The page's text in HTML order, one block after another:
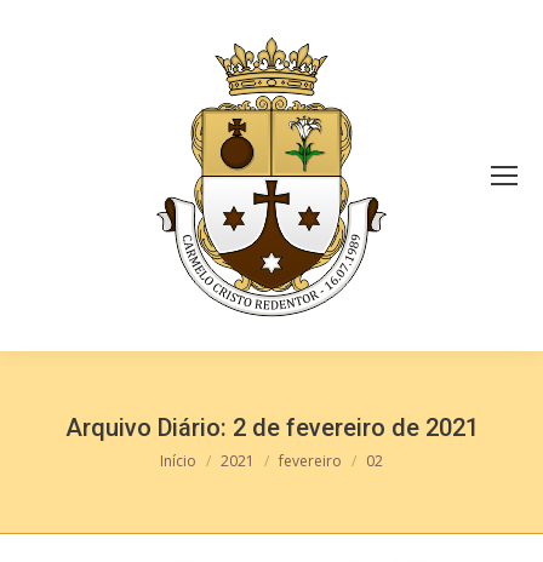
Arquivo Diário: 2 de fevereiro de 2021
Você está aqui:
Início 2021 fevereiro 02